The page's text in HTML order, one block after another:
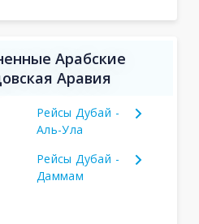
Арабские
Аравия
Рейсы Дубай -
Аль-Ула
Рейсы Дубай -
Даммам